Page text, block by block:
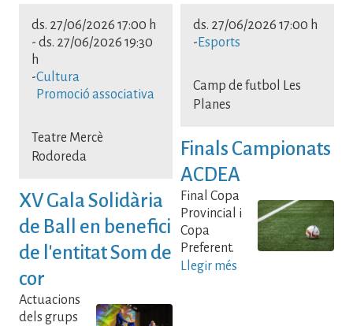
ds. 27/06/2026 17:00 h
- ds. 27/06/2026 19:30
h
-Cultura
Promoció associativa
Teatre Mercè
Rodoreda
XV Gala Solidària
de Ball en benefici
de l'entitat Som de
cor
Actuacions
dels grups
ds. 27/06/2026 17:00 h
- Esports
Camp de futbol Les
Planes
Finals Campionats
ACDEA
Final Copa
Provincial i
Copa
Preferent.
Llegir més